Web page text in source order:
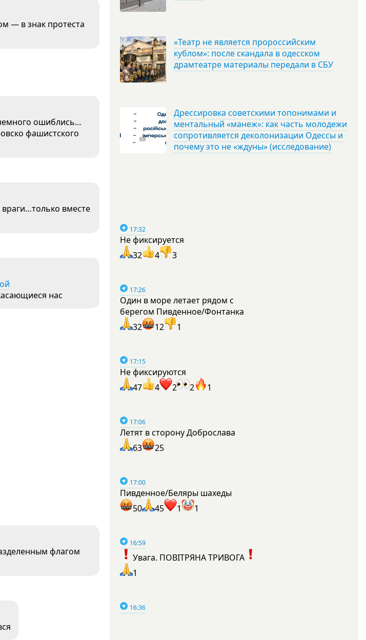
— в знак протеста
ошиблись…
фашистского
вместе
нас
флагом
«Театр не является пророссийским
кублом»: после скандала в одесском
драмтеатре материалы передали в СБУ
Дрессировка советскими топонимами и
ментальный «манеж»: как часть молодежи
сопротивляется деколонизации Одессы и
почему это не «ждуны» (исследование)
17:32
Не фиксируется
32
4 3
17:26
Один в море летает рядом с
берегом Пивденное/Фонтанка
32
12 1
17:15
Не фиксируются
47
4 2 2 1
17:06
Летят в сторону Доброслава
63
25
17:00
Пивденное/Беляры шахеды
50
45 1 1
16:59
Увага. ПОВІТРЯНА ТРИВОГА
1
16:36